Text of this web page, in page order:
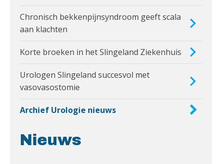
Chronisch bekkenpijnsyndroom geeft scala
aan klachten
Korte broeken in het Slingeland Ziekenhuis
Urologen Slingeland succesvol met
vasovasostomie
Archief Urologie nieuws
Nieuws